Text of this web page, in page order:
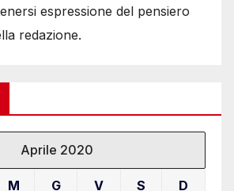
espressione del pensiero
redazione.
Aprile 2020
M G V S D